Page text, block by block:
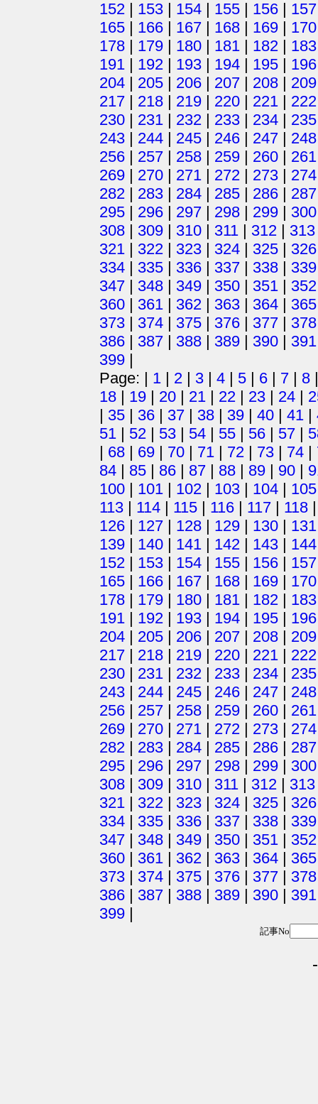
152 | 153 | 154 | 155 | 156 | 157
165 | 166 | 167 | 168 | 169 | 170
178 | 179 | 180 | 181 | 182 | 183
191 | 192 | 193 | 194 | 195 | 196
204 | 205 | 206 | 207 | 208 | 209
217 | 218 | 219 | 220 | 221 | 222
230 | 231 | 232 | 233 | 234 | 235
243 | 244 | 245 | 246 | 247 | 248
256 | 257 | 258 | 259 | 260 | 261
269 | 270 | 271 | 272 | 273 | 274
282 | 283 | 284 | 285 | 286 | 287
295 | 296 | 297 | 298 | 299 | 300
308 | 309 | 310 | 311 | 312 | 313
321 | 322 | 323 | 324 | 325 | 326
334 | 335 | 336 | 337 | 338 | 339
347 | 348 | 349 | 350 | 351 | 352
360 | 361 | 362 | 363 | 364 | 365
373 | 374 | 375 | 376 | 377 | 378
386 | 387 | 388 | 389 | 390 | 391
399 |
Page: | 1 | 2 | 3 | 4 | 5 | 6 | 7 | 8
18 | 19 | 20 | 21 | 22 | 23 | 24 |
| 35 | 36 | 37 | 38 | 39 | 40 | 41 |
51 | 52 | 53 | 54 | 55 | 56 | 57 |
| 68 | 69 | 70 | 71 | 72 | 73 | 74 |
84 | 85 | 86 | 87 | 88 | 89 | 90 |
100 | 101 | 102 | 103 | 104 | 105
113 | 114 | 115 | 116 | 117 | 118
126 | 127 | 128 | 129 | 130 | 131
139 | 140 | 141 | 142 | 143 | 144
152 | 153 | 154 | 155 | 156 | 157
165 | 166 | 167 | 168 | 169 | 170
178 | 179 | 180 | 181 | 182 | 183
191 | 192 | 193 | 194 | 195 | 196
204 | 205 | 206 | 207 | 208 | 209
217 | 218 | 219 | 220 | 221 | 222
230 | 231 | 232 | 233 | 234 | 235
243 | 244 | 245 | 246 | 247 | 248
256 | 257 | 258 | 259 | 260 | 261
269 | 270 | 271 | 272 | 273 | 274
282 | 283 | 284 | 285 | 286 | 287
295 | 296 | 297 | 298 | 299 | 300
308 | 309 | 310 | 311 | 312 | 313
321 | 322 | 323 | 324 | 325 | 326
334 | 335 | 336 | 337 | 338 | 339
347 | 348 | 349 | 350 | 351 | 352
360 | 361 | 362 | 363 | 364 | 365
373 | 374 | 375 | 376 | 377 | 378
386 | 387 | 388 | 389 | 390 | 391
399 |
記事No